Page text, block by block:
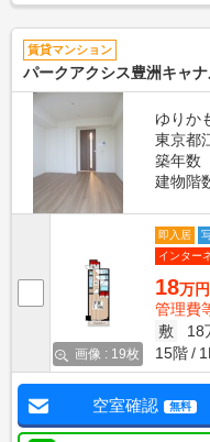
賃貸マンション
パークアクシス豊洲キャ
ゆりか
東京都
築年数
建物階
画像 : 19枚
即入居
インター
18万円
管理費
敷
18
15階
空室確認 無料